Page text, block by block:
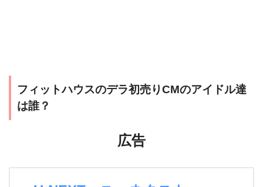
フィットハウスのデラ初売りCMのアイドル達
は誰？
広告